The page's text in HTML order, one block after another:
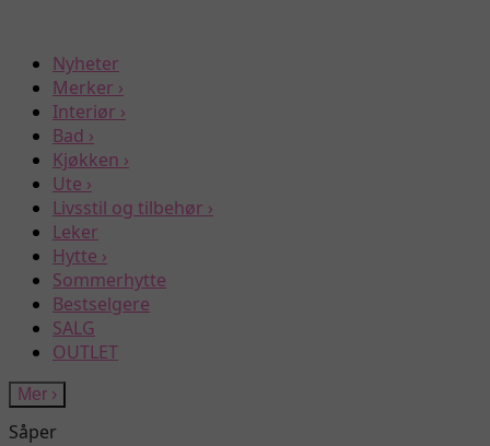
Nyheter
Merker ›
Interiør ›
Bad ›
Kjøkken ›
Ute ›
Livsstil og tilbehør ›
Leker
Hytte ›
Sommerhytte
Bestselgere
SALG
OUTLET
Mer ›
Såper